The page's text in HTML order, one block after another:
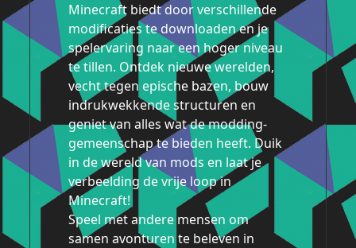
Minecraft biedt door verschillende
modificaties te downloaden en je
spelervaring naar een hoger niveau
te tillen. Ontdek nieuwe werelden,
vecht tegen epische bazen, bouw
indrukwekkende structuren en
geniet van alles wat de modding-
gemeenschap te bieden heeft. Duik
in de wereld van mods en laat je
verbeelding de vrije loop in
Minecraft!
Speel met andere mensen om
samen avonturen te beleven in